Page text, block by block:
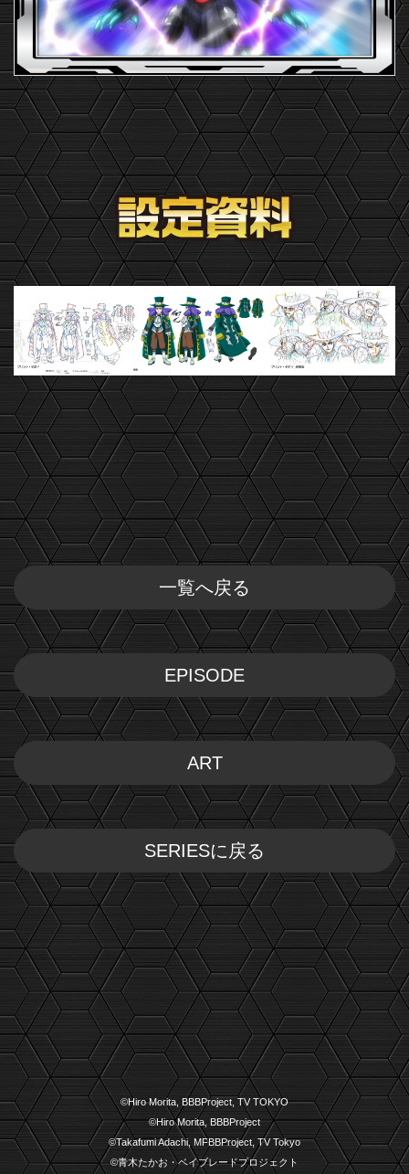
一覧へ戻る
EPISODE
ART
SERIESに戻る
©Hiro Morita, BBBProject, TV TOKYO
©Hiro Morita, BBBProject
©Takafumi Adachi, MFBBProject, TV Tokyo
©青木たかお・ベイブレードプロジェクト